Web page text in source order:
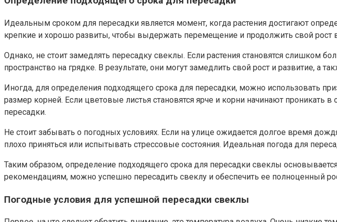
Идеальным сроком для пересадки является момент, когда растения достигают
крепкие и хорошо развиты, чтобы выдержать перемещение и продолжить свой рост
Однако, не стоит замедлять пересадку свеклы. Если растения становятся слишком
пространство на грядке. В результате, они могут замедлить свой рост и развитие, а
Иногда, для определения подходящего срока для пересадки, можно использовать
размер корней. Если цветовые листья становятся ярче и корни начинают проникать
пересадки.
Не стоит забывать о погодных условиях. Если на улице ожидается долгое время
плохо приняться или испытывать стрессовые состояния. Идеальная погода для
Таким образом, определение подходящего срока для пересадки свеклы
рекомендациям, можно успешно пересадить свеклу и обеспечить ее полноценный
Погодные условия для успешной пересадки свеклы